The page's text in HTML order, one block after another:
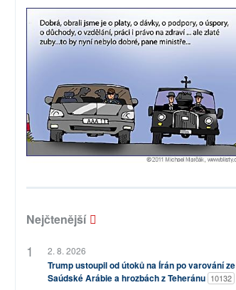
Nejčtenější
2. 8. 2026
Trump ustoupil od útoků na Írán po varování ze
Saúdské Arábie a hrozbách z Teheránu 10132